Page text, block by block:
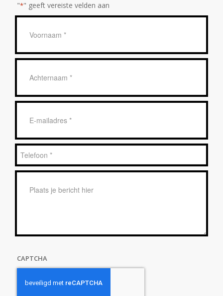
"*" geeft vereiste velden aan
mailadres
Telefoon
CAPTCHA